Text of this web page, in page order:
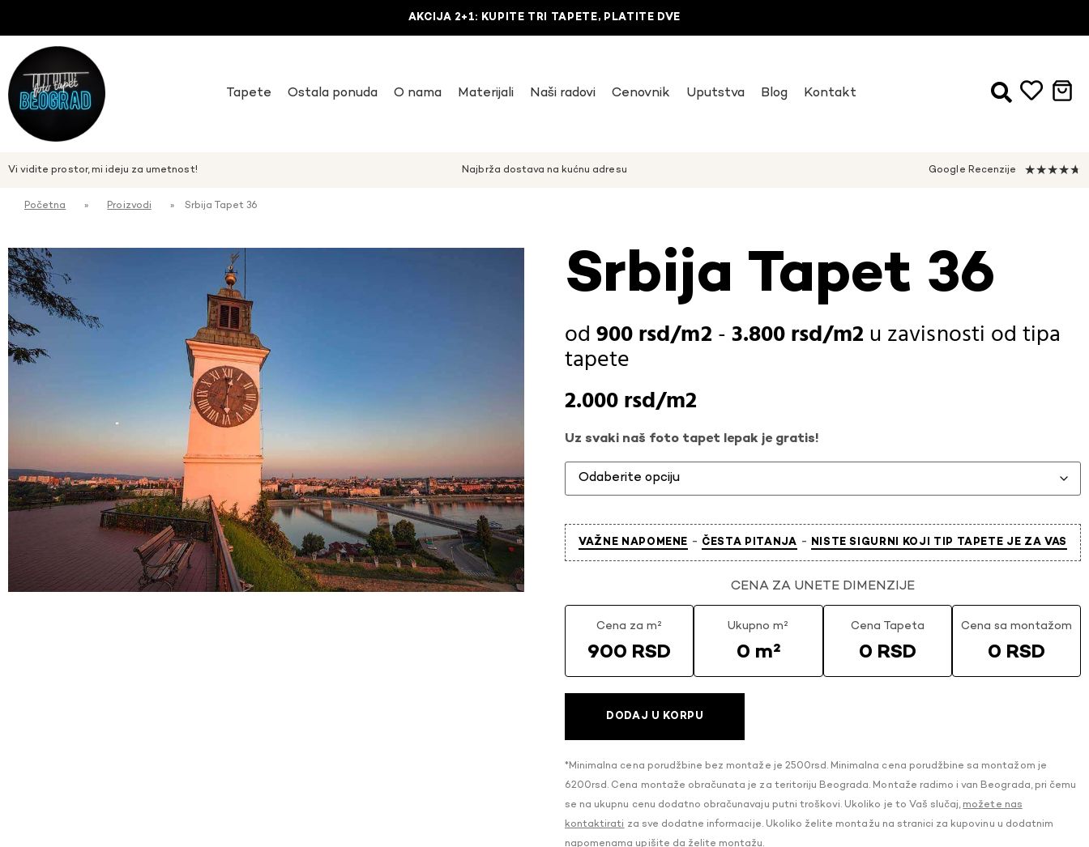
AKCIJA 2+1: KUPITE TRI TAPETE, PLATITE DVE
Tapete Ostala ponuda O nama Materijali Naši radovi Cenovnik Uputstva Blog Kontakt
Vi vidite prostor, mi ideju za umetnost! Najbrža dostava na kućnu adresu Google Recenzije ★★★★★
Početna » Proizvodi » Srbija Tapet 36
Srbija Tapet 36
900rsd -3.800rsd u zavisnosti od tipa
tapete
2.000rsd
Uz svaki naš foto tapet lepak je gratis!
VAŽNE NAPOMENE - ČESTA PITANJA - NISTE SIGURNI KOJI TIP TAPETE JE ZA VAS
CENA ZA UNETE DIMENZIJE
Cena za m²
900 RSD
Ukupno m²
0 m²
Cena Tapeta
0 RSD
Cena sa montažom
0 RSD
DODAJ U KORPU
*Minimalna cena porudžbine bez montaže je 2500rsd. Minimalna cena porudžbine sa montažom je
6200rsd. Cena montaže obračunata je za teritoriju Beograda. Montaže radimo i van Beograda, pri čemu
se na ukupnu cenu dodatno obračunavaju putni troškovi. Ukoliko je to Vaš slučaj, možete nas
kontaktirati za sve dodatne informacije. Ukoliko želite montažu na stranici za kupovinu u dodatnim
napomenama upišite da želite montažu.